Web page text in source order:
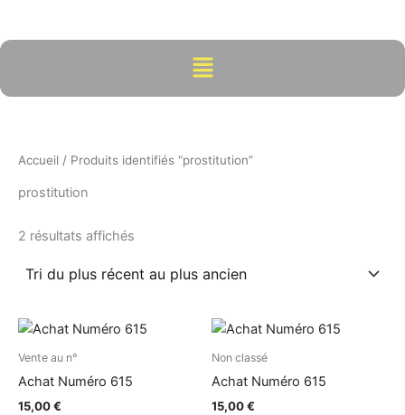
contenu
Menu
Accueil / Produits identifiés “prostitution”
prostitution
2 résultats affichés
récent
Vente au n°
Achat Numéro 615
15,00€
Non classé
Achat Numéro 615
15,00€